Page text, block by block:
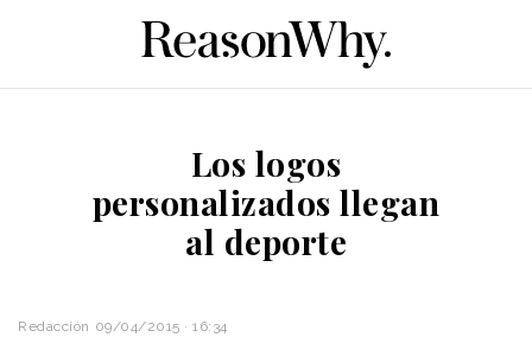
Los logos
personalizados llegan
al deporte
Redacción 09/04/2015 · 16:34